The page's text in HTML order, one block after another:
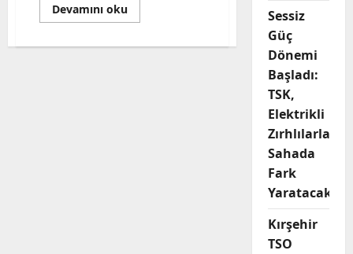
Devamını okuRead
more
TSO
Sessiz
Güç
Dönemi
Başladı:
TSK,
Elektrikli
Zırhlılarla
Sahada
Fark
Yaratacak
Kırşehir
TSO